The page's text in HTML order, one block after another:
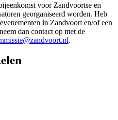
voor Zandvoortse en
georganiseerd worden. Heb
in Zandvoort en/of een
dan contact op met de
.